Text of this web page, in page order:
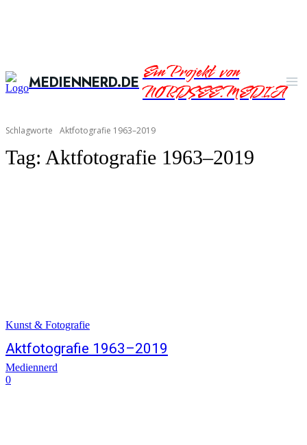
MEDIENNERD.DEEin Projekt von
NORDSEE.MEDIA
Schlagworte Aktfotografie 1963–2019
Tag: Aktfotografie 1963–2019
Kunst & Fotografie
Aktfotografie 1963–2019
Mediennerd
0